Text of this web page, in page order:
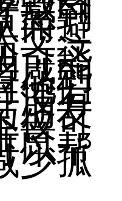
感到
而避
交
，这
可能
感到
他们
没有
朋友
仅可
意
以帮
少孤